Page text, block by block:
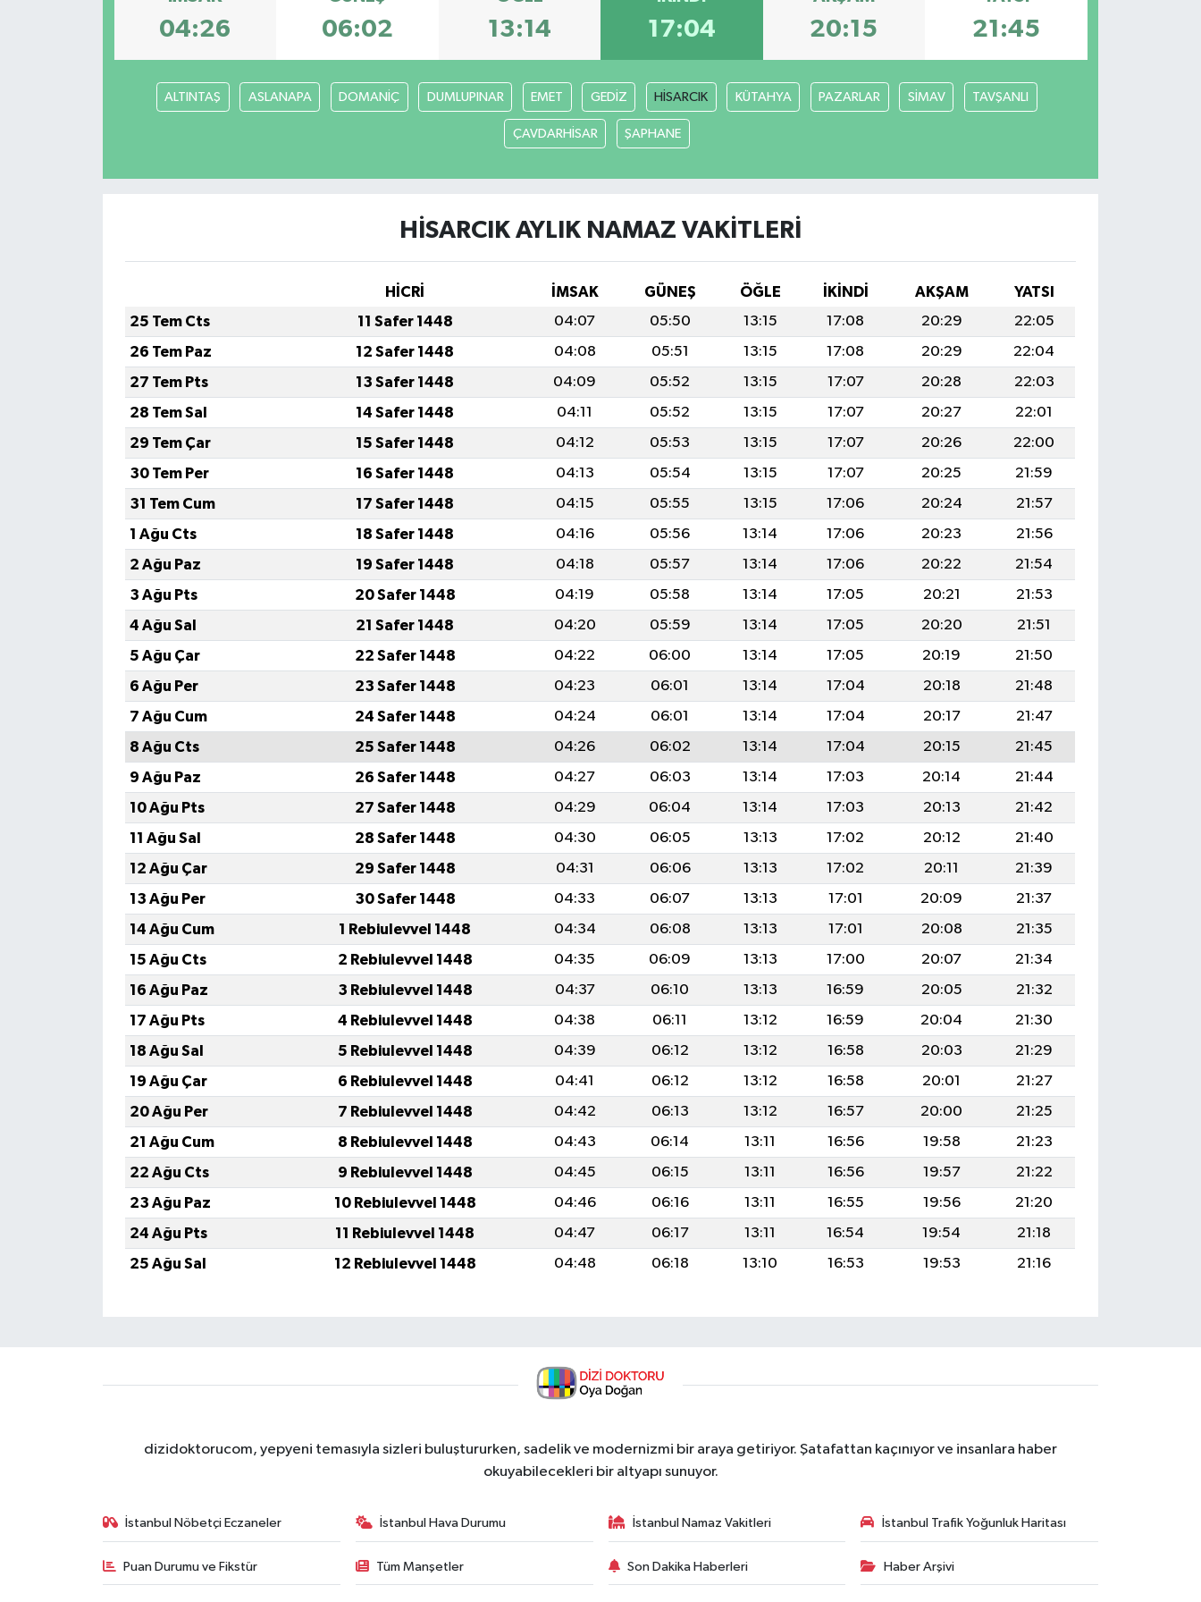
04:26 06:02 13:14 17:04 20:15 21:45
ALTINTAŞ ASLANAPA DOMANİÇ DUMLUPINAR EMET GEDİZ HİSARCIK KÜTAHYA PAZARLAR SİMAV TAVŞANLI
ÇAVDARHİSAR ŞAPHANE
HİSARCIK AYLIK NAMAZ VAKITLERI
HİCRİ İMSAK GÜNEŞ ÖĞLE İKINDI AKŞAM
YATSI
25 Tem Cts
11 Safer 1448 04:07 05:50 13:15 17:08 20:29
22:05
26 Tem Paz
12 Safer 1448 04:08 05:51 13:15 17:08 20:29
22:04
27 Tem Pts
13 Safer 1448 04:09 05:52 13:15 17:07 20:28
22:03
28 Tem Sal
14 Safer 1448 04:11 05:52 13:15 17:07 20:27
22:01
29 Tem Çar
15 Safer 1448 04:12 05:53 13:15 17:07 20:26
22:00
30 Tem Per
16 Safer 1448 04:13 05:54 13:15 17:07 20:25
21:59
31 Tem Cum
17 Safer 1448 04:15 05:55 13:15 17:06 20:24
21:57
1 Ağu Cts
18 Safer 1448 04:16 05:56 13:14 17:06 20:23
21:56
2 Ağu Paz
19 Safer 1448 04:18 05:57 13:14 17:06 20:22
21:54
3 Ağu Pts
20 Safer 1448 04:19 05:58 13:14 17:05 20:21
21:53
4 Ağu Sal
21 Safer 1448 04:20 05:59 13:14 17:05 20:20
21:51
5 Ağu Çar
22 Safer 1448 04:22 06:00 13:14 17:05 20:19
21:50
6 Ağu Per
23 Safer 1448 04:23 06:01 13:14 17:04 20:18
21:48
7 Ağu Cum
24 Safer 1448 04:24 06:01 13:14 17:04 20:17
21:47
8 Ağu Cts
25 Safer 1448 04:26 06:02 13:14 17:04 20:15
21:45
9 Ağu Paz
26 Safer 1448 04:27 06:03 13:14 17:03 20:14
21:44
10 Ağu Pts
27 Safer 1448 04:29 06:04 13:14 17:03 20:13
21:42
11 Ağu Sal
28 Safer 1448 04:30 06:05 13:13 17:02 20:12
21:40
12 Ağu Çar
29 Safer 1448 04:31 06:06 13:13 17:02 20:11
21:39
13 Ağu Per
30 Safer 1448 04:33 06:07 13:13 17:01 20:09
21:37
14 Ağu Cum
1 Rebiulevvel 1448 04:34 06:08 13:13 17:01 20:08
21:35
15 Ağu Cts
2 Rebiulevvel 1448 04:35 06:09 13:13 17:00 20:07
21:34
16 Ağu Paz
3 Rebiulevvel 1448 04:37 06:10 13:13 16:59 20:05
21:32
17 Ağu Pts
4 Rebiulevvel 1448 04:38 06:11 13:12 16:59 20:04
21:30
18 Ağu Sal
5 Rebiulevvel 1448 04:39 06:12 13:12 16:58 20:03
21:29
19 Ağu Çar
6 Rebiulevvel 1448 04:41 06:12 13:12 16:58 20:01
21:27
20 Ağu Per
7 Rebiulevvel 1448 04:42 06:13 13:12 16:57 20:00
21:25
21 Ağu Cum
8 Rebiulevvel 1448 04:43 06:14 13:11 16:56 19:58
21:23
22 Ağu Cts
9 Rebiulevvel 1448 04:45 06:15 13:11 16:56 19:57
21:22
23 Ağu Paz
10 Rebiulevvel 1448 04:46 06:16 13:11 16:55 19:56
21:20
24 Ağu Pts
11 Rebiulevvel 1448 04:47 06:17 13:11 16:54 19:54
21:18
25 Ağu Sal
12 Rebiulevvel 1448 04:48 06:18 13:10 16:53 19:53 21:16
dizidoktorucom, yepyeni temasıyla sizleri buluştururken, sadelik ve modernizmi bir araya getiriyor. Şatafattan kaçınıyor ve insanlara haber
okuyabilecekleri bir altyapı sunuyor.
İstanbul Nöbetçi Eczaneler İstanbul Hava Durumu İstanbul Namaz Vakitleri İstanbul Trafik Yoğunluk Haritası
Puan Durumu ve Fikstür Tüm Manşetler Son Dakika Haberleri Haber Arşivi